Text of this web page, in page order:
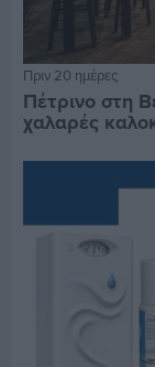
Πριν 20 ημέρες
Πέτρινο στη
χαλαρές